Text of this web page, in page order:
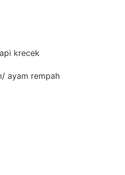
krecek
ayam rempah